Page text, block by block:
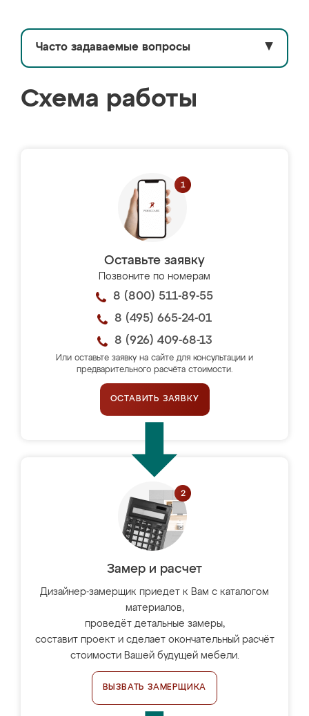
Часто задаваемые вопросы ▼
Схема работы
Оставьте заявку
Позвоните по номерам
8 (800) 511-89-55
8 (495) 665-24-01
8 (926) 409-68-13
Или оставьте заявку на сайте для консультации и
предварительного расчёта стоимости.
ОСТАВИТЬ ЗАЯВКУ
Замер и расчет
Дизайнер-замерщик приедет к Вам с каталогом
материалов,
проведёт детальные замеры,
составит проект и сделает окончательный расчёт
стоимости Вашей будущей мебели.
ВЫЗВАТЬ ЗАМЕРЩИКА